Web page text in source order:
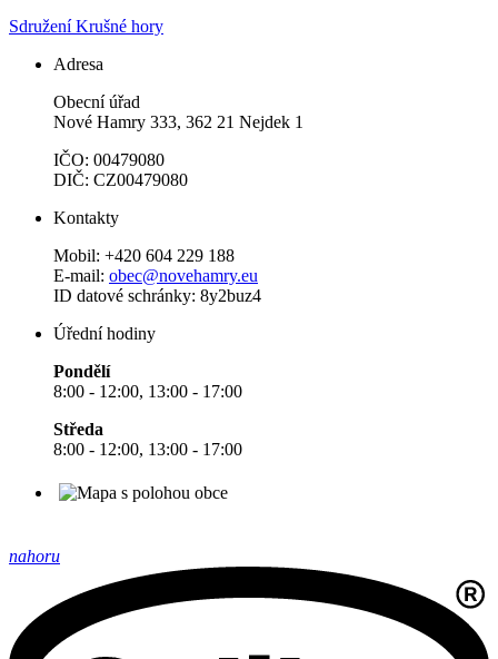
Sdružení Krušné hory
Adresa
Obecní úřad
Nové Hamry 333, 362 21 Nejdek 1
IČO: 00479080
DIČ: CZ00479080
Kontakty
Mobil: +420 604 229 188
E-mail: obec@novehamry.eu
ID datové schránky: 8y2buz4
Úřední hodiny
Pondělí
8:00 - 12:00, 13:00 - 17:00
Středa
8:00 - 12:00, 13:00 - 17:00
nahoru